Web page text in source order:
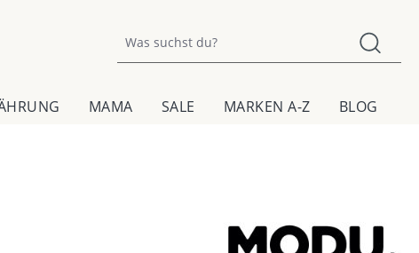
MAMA SALE MARKEN A-Z BLOG